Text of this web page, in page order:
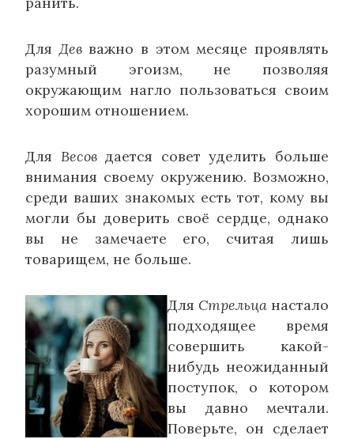
ДляДев важно в этом месяце проявлять
разумный эгоизм, не позволяя
окружающим нагло пользоваться своим
хорошим отношением.
Для Весовдается совет уделить больше
внимания своему окружению. Возможно,
среди ваших знакомых есть тот, кому вы
могли бы доверить своё сердце, однако
вы не замечаете его, считая лишь
товарищем, не больше.
Для Стрельца настало
подходящее время
совершить какой-
нибудь неожиданный
поступок, о котором
вы давно мечтали.
Поверьте, он сделает